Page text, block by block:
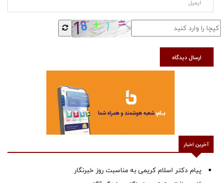
ارسال دیدگاه
آخرین اخبار
پیام دکتر اسلام کریمی به مناسبت روز خبرنگار